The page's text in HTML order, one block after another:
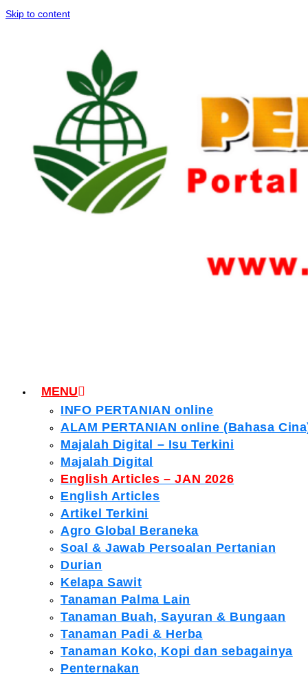
Skip to content
MENU
INFO PERTANIAN online
ALAM PERTANIAN online (Bahasa
Majalah Digital – Isu Terkini
Majalah Digital
English Articles – JAN 2026
English Articles
Artikel Terkini
Agro Global Beraneka
Soal & Jawab Persoalan Pertanian
Durian
Kelapa Sawit
Tanaman Palma Lain
Tanaman Buah, Sayuran & Bungaan
Tanaman Padi & Herba
Tanaman Koko, Kopi dan sebagainya
Penternakan